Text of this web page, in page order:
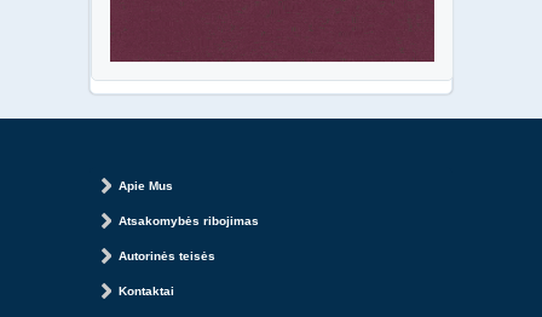
Apie Mus
Atsakomybės ribojimas
Autorinės teisės
Kontaktai